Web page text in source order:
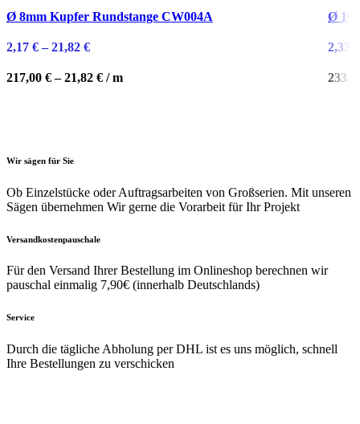
Produkt
mehrere
Varianten
auf
Produktseite
gewählt
Ø 8mm Kupfer Rundstange CW004A
2,17 €–21,82 €
217,00 €–21,82 € /m
Ø
2,33
Wir sägen für Sie
Ob Einzelstücke oder Auftragsarbeiten von Großserien. Mit unseren
Sägen übernehmen Wir gerne die Vorarbeit für Ihr Projekt
Versandkostenpauschale
Für den Versand Ihrer Bestellung im Onlineshop berechnen wir
pauschal einmalig 7,90€ (innerhalb Deutschlands)
Service
Durch die tägliche Abholung per DHL ist es uns möglich, schnell
Ihre Bestellungen zu verschicken